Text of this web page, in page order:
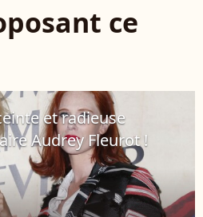
ce
et radieuse
Audrey Fleurot !